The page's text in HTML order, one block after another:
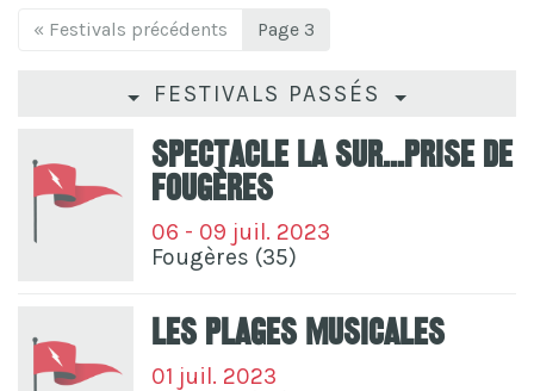
« Festivals précédents Page 3
FESTIVALS PASSÉS
Spectacle La Sur...Prise De
Fougères
06 - 09 juil. 2023
Fougères (35)
Les Plages Musicales
01 juil. 2023